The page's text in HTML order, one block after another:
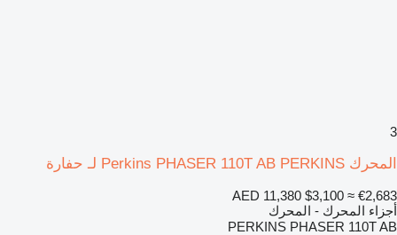
3
المحرك Perkins PHASER 110T AB PERKINS لـ حفارة
AED 11,380 $3,100 ≈ €2,683
أجزاء المحرك - المحرك
PERKINS PHASER 110T AB